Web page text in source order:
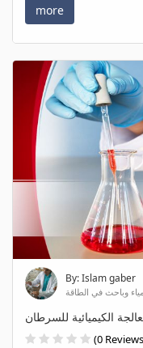
more
By: Islam gaber
الكيميائية للسرطان
(0